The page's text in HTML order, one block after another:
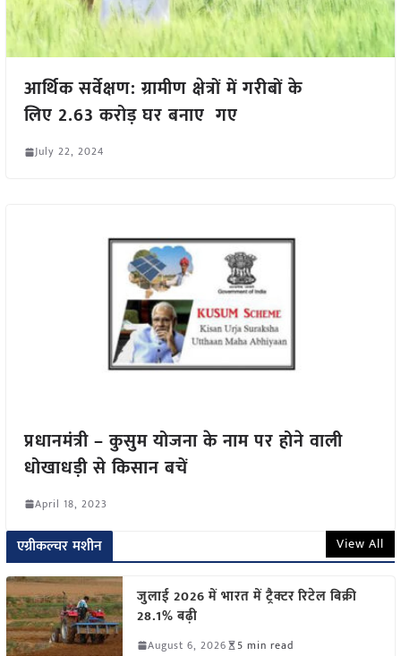
आर्थिक सर्वेक्षण: ग्रामीण क्षेत्रों में गरीबों के
लिए 2.63 करोड़ घर बनाए गए
July 22, 2024
प्रधानमंत्री – कुसुम योजना के नाम पर होने वाली
धोखाधड़ी से किसान बचें
April 18, 2023
एग्रीकल्चर मशीन View All
जुलाई 2026 में भारत में ट्रैक्टर रिटेल बिक्री
28.1% बढ़ी
August 6, 2026 5 min read